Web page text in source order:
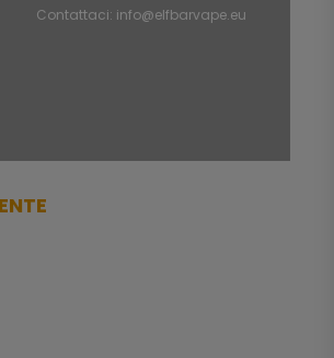
Contattaci: info@elfbarvape.eu